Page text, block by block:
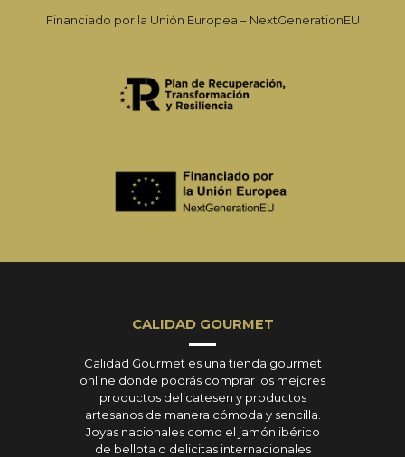
Financiado por la Unión Europea – NextGenerationEU
CALIDAD GOURMET
Calidad Gourmet es una tienda gourmet
online donde podrás comprar los mejores
productos delicatesen y productos
artesanos de manera cómoda y sencilla.
Joyas nacionales como el jamón ibérico
de bellota o delicitas internacionales